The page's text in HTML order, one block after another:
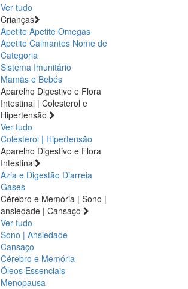
Ver tudo
Crianças
Apetite Apetite Omegas
Apetite Calmantes Nome de
Categoria
Sistema Imunitário
Mamãs e Bebés
Aparelho Digestivo e Flora
Intestinal | Colesterol e
Hipertensão
Ver tudo
Colesterol | Hipertensão
Aparelho Digestivo e Flora
Intestinal
Azia e Digestão Diarreia
Gases
Cérebro e Memória | Sono |
ansiedade | Cansaço
Ver tudo
Sono | Ansiedade
Cansaço
Cérebro e Memória
Óleos Essenciais
Menopausa